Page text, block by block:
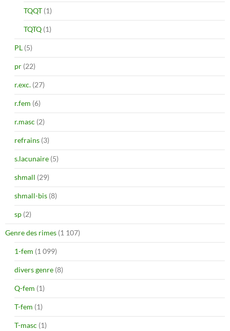
TQQT (1)
TQTQ (1)
PL (5)
pr (22)
r.exc. (27)
r.fem (6)
r.masc (2)
refrains (3)
s.lacunaire (5)
shmall (29)
shmall-bis (8)
sp (2)
Genre des rimes (1 107)
1-fem (1 099)
divers genre (8)
Q-fem (1)
T-fem (1)
T-masc (1)